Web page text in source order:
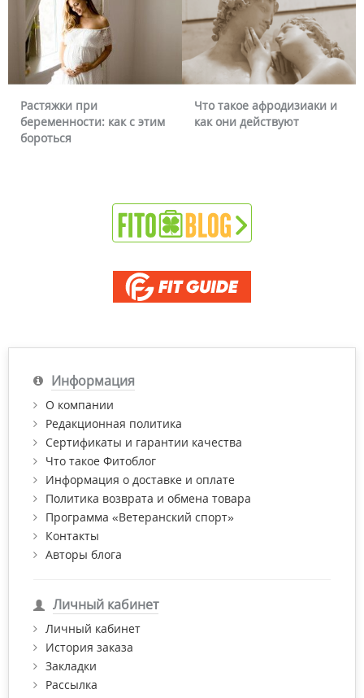
Растяжки при
беременности: как с этим
бороться
Что такое афродизиаки и
как они действуют
Информация
О компании
Редакционная политика
Сертификаты и гарантии качества
Что такое Фитоблог
Информация о доставке и оплате
Политика возврата и обмена товара
Программа «Ветеранский спорт»
Контакты
Авторы блога
Личный кабинет
Личный кабинет
История заказа
Закладки
Рассылка